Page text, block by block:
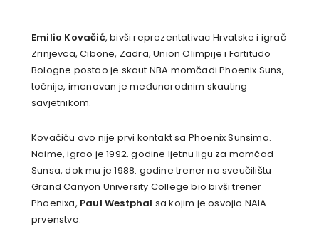
Emilio Kovačić, bivši reprezentativac Hrvatske i igrač
Zrinjevca, Cibone, Zadra, Union Olimpije i Fortitudo
Bologne postao je skaut NBA momčadi Phoenix Suns,
točnije, imenovan je međunarodnim skauting
savjetnikom.
Kovačiću ovo nije prvi kontakt sa Phoenix Sunsima.
Naime, igrao je 1992. godine ljetnu ligu za momčad
Sunsa, dok mu je 1988. godine trener na sveučilištu
Grand Canyon University College bio bivši trener
Phoenixa, Paul Westphal sa kojim je osvojio NAIA
prvenstvo.